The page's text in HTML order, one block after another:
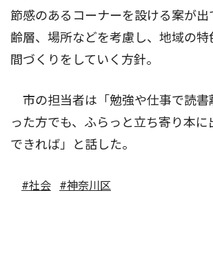
節感のあるコーナーを設ける案が出
齢層、場所などを考慮し、地域の特
間づくりをしていく方針。
市の担当者は「勉強や仕事で読書
った方でも、ふらっと立ち寄り本に
できれば」と話した。
#社会 #神奈川区